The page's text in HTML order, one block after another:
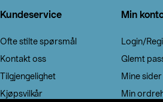
Kundeservice
Ofte stilte spørsmål
Kontakt oss
Tilgjengelighet
Kjøpsvilkår
Min
Login/
Glemt
Mine sider
Min